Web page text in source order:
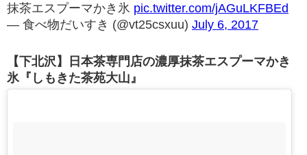
抹茶エスプーマかき氷 pic.twitter.com/jAGuLKFBEd
— 食べ物だいすき (@vt25csxuu) July 6, 2017
【下北沢】日本茶専門店の濃厚抹茶エスプーマかき
氷『しもきた茶苑大山』